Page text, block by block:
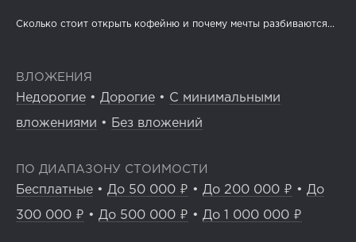
Сколько стоит открыть кофейню и почему мечты разбиваются...
ВЛОЖЕНИЯ
Недорогие • Дорогие • С минимальными
вложениями • Без вложений
ПО ДИАПАЗОНУ СТОИМОСТИ
Бесплатные • До 50 000 ₽ • До 200 000 ₽ • До
300 000 ₽ • До 500 000 ₽ • До 1 000 000 ₽